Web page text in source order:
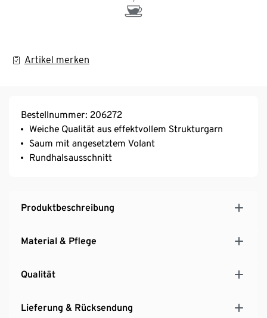
Artikel merken
Bestellnummer: 206272
Weiche Qualität aus effektvollem Strukturgarn
Saum mit angesetztem Volant
Rundhalsausschnitt
Produktbeschreibung
Material & Pflege
Qualität
Lieferung & Rücksendung